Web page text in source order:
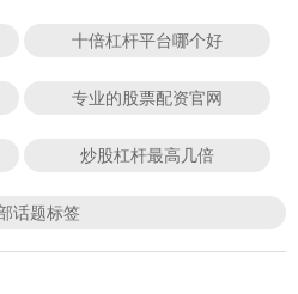
十倍杠杆平台哪个好
专业的股票配资官网
炒股杠杆最高几倍
话题标签